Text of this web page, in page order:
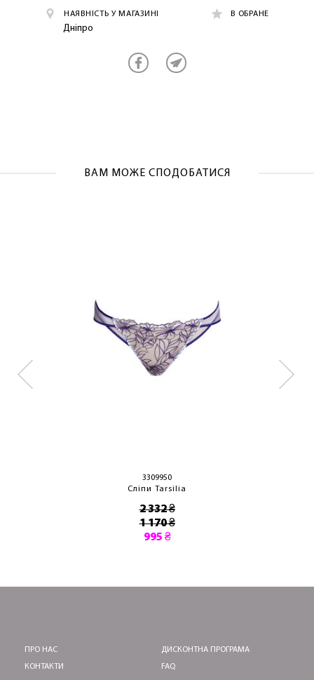
НАЯВНІСТЬ У МАГАЗИНІ В ОБРАНЕ
Дніпро
ВАМ МОЖЕ СПОДОБАТИСЯ
3309950
Сліпи Tarsilia
2 332 ₴
1 170 ₴
995 ₴
ПРО НАС
КОНТАКТИ
ДИСКОНТНА ПРОГРАМА
FAQ